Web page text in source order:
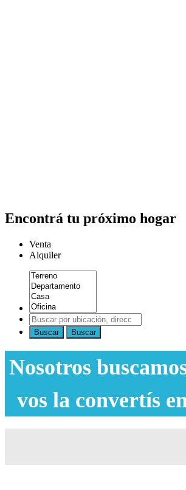
Encontrá tu próximo hogar
Venta
Alquiler
Buscar Buscar
Nosotros
vos la convertís